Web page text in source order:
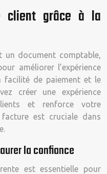
client grâce à la
un document comptable,
améliorer l’expérience
facilité de paiement et le
créer une expérience
et renforce votre
facture est cruciale dans
la confiance
est essentielle pour